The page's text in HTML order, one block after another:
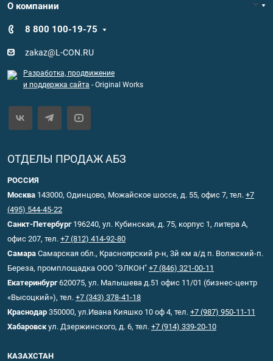
О компании
8 800 100-19-75
zakaz@L-CON.RU
Разработка, продвижение
и поддержка сайта - Original Works
ОТДЕЛЫ ПРОДАЖ АБЗ
РОССИЯ
Москва 143000, Одинцово, Можайское шоссе, д. 55, офис 7, тел. +7
(495) 544-45-22
Санкт-Петербург196240, ул. Кубинская, д. 75, корпус 1, литера А,
офис 207, тел. +7 (812) 414-92-80
Самара Самарская обл., Красноярский р-н, 3й км а/д п. Волжский-п.
Береза, промплощадка ООО "ЭЛКОН" +7 (846) 321-00-11
Екатеринбург620075, ул. Малышева д.51 офис 11/01 (бизнес-центр
«Высоцкий»), тел. +7 (343) 378-41-18
Краснодар 350000, ул.Ивана Кияшко 10 оф 4, тел. +7 (987) 950-11-11
Хабаровск ул. Дзержинского, д. 6, тел. +7 (914) 339-20-10
КАЗАХСТАН